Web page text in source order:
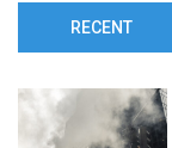
RECENT